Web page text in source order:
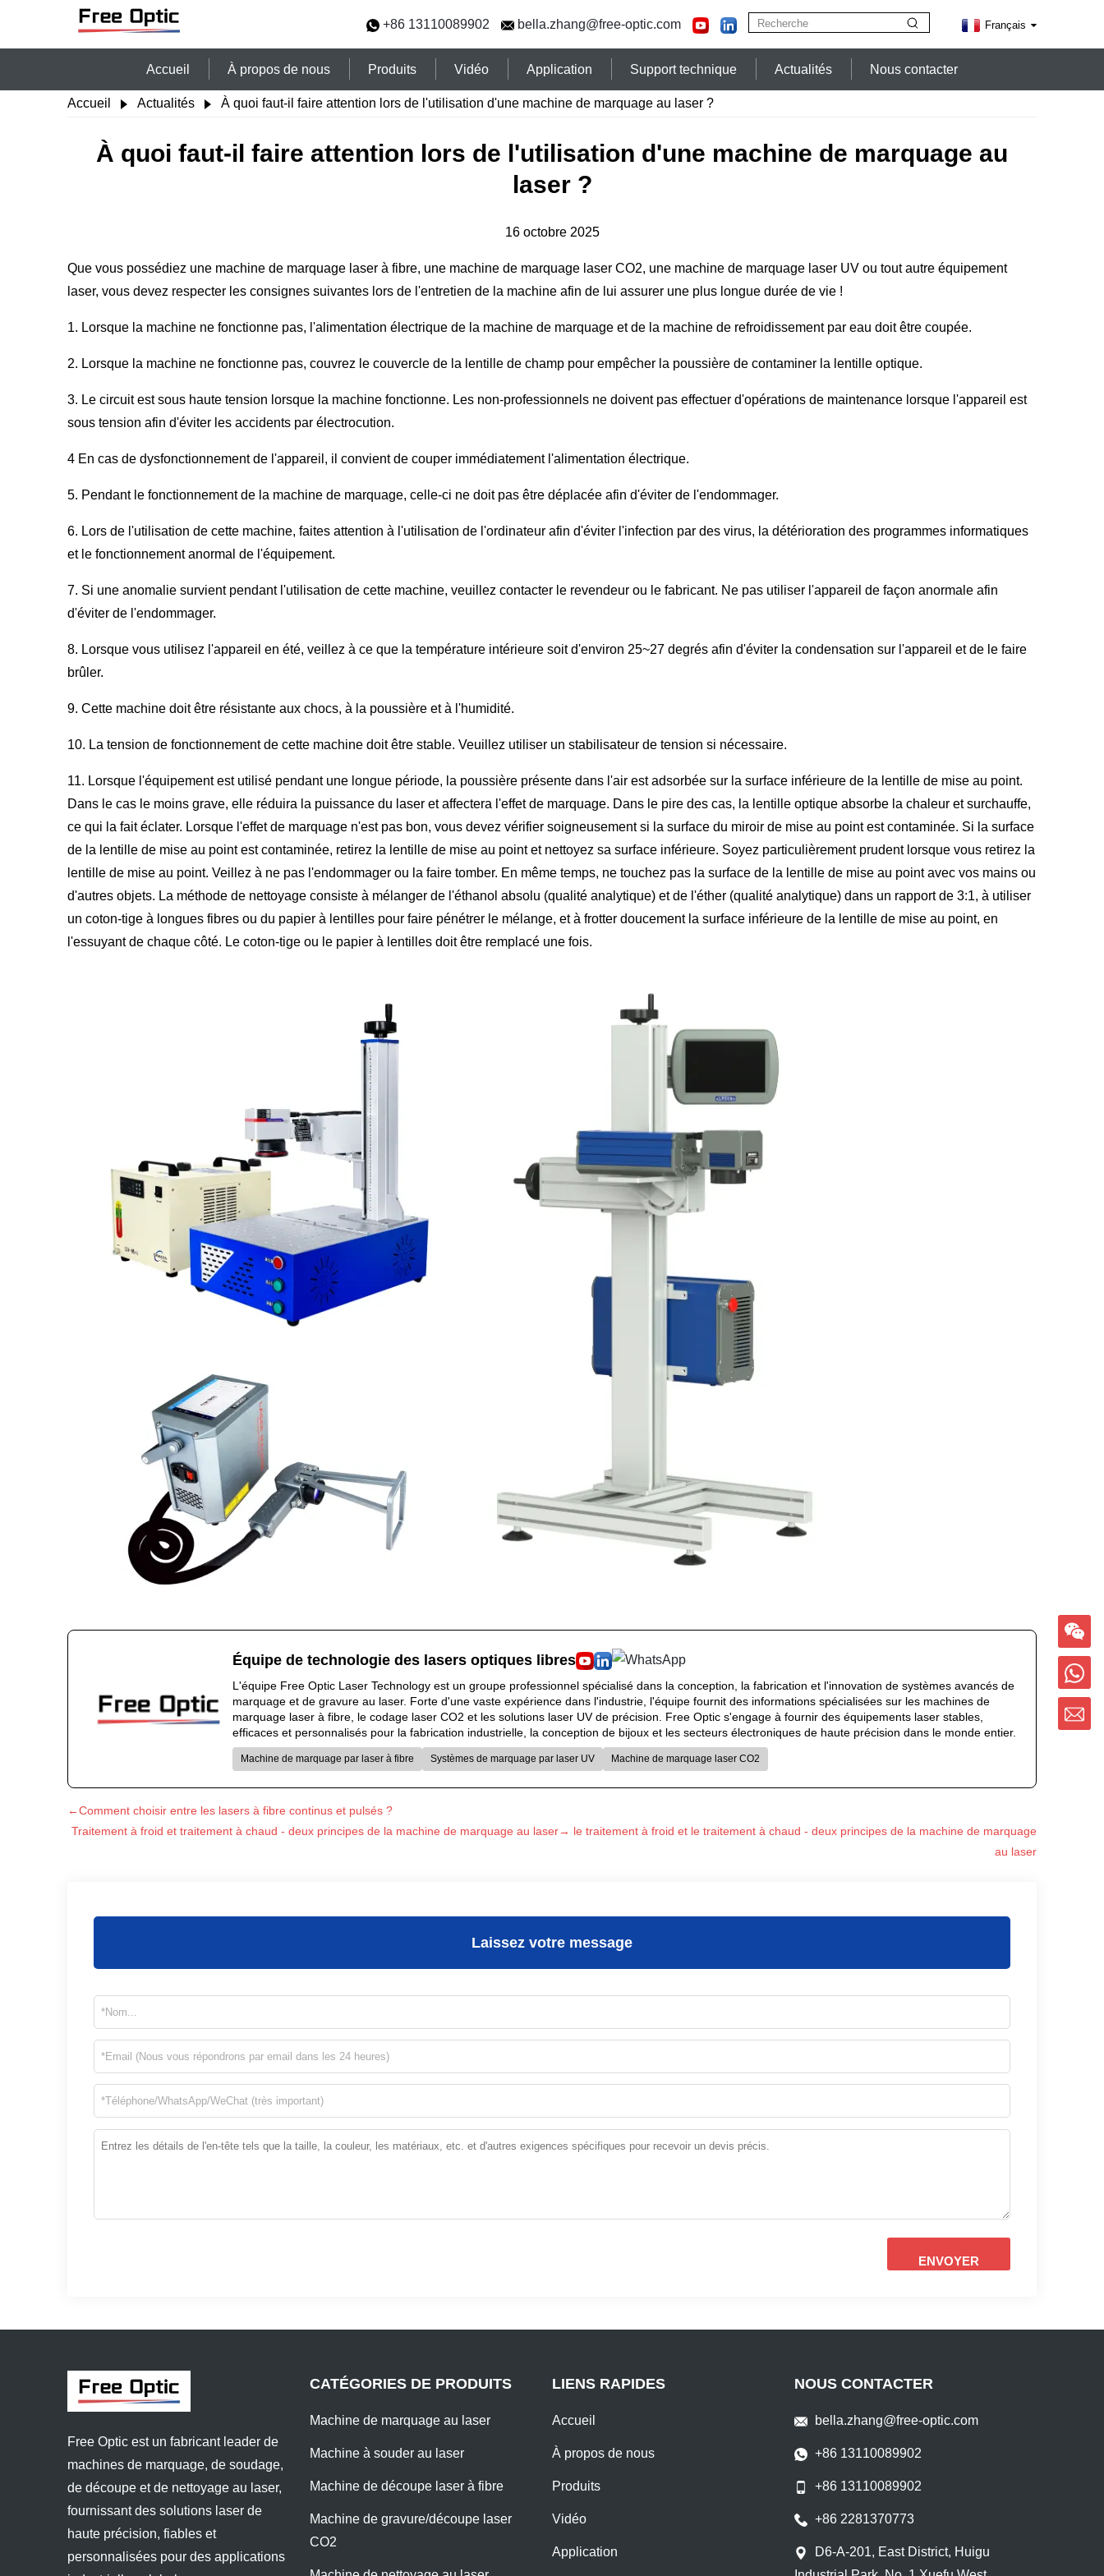
+86 13110089902 bella.zhang@free-optic.com Français
Accueil À propos de nous Produits Vidéo Application Support technique Actualités Nous contacter
Accueil Actualités À quoi faut-il faire attention lors de l'utilisation d'une machine de marquage au laser ?
À quoi faut-il faire attention lors de l'utilisation d'une machine de marquage au
laser ?
16 octobre 2025
Que vous possédiez une machine de marquage laser à fibre, une machine de marquage laser CO2, une machine de marquage laser UV ou tout autre équipement
laser, vous devez respecter les consignes suivantes lors de l'entretien de la machine afin de lui assurer une plus longue durée de vie !
1. Lorsque la machine ne fonctionne pas, l'alimentation électrique de la machine de marquage et de la machine de refroidissement par eau doit être coupée.
2. Lorsque la machine ne fonctionne pas, couvrez le couvercle de la lentille de champ pour empêcher la poussière de contaminer la lentille optique.
3. Le circuit est sous haute tension lorsque la machine fonctionne. Les non-professionnels ne doivent pas effectuer d'opérations de maintenance lorsque l'appareil est
sous tension afin d'éviter les accidents par électrocution.
4 En cas de dysfonctionnement de l'appareil, il convient de couper immédiatement l'alimentation électrique.
5. Pendant le fonctionnement de la machine de marquage, celle-ci ne doit pas être déplacée afin d'éviter de l'endommager.
6. Lors de l'utilisation de cette machine, faites attention à l'utilisation de l'ordinateur afin d'éviter l'infection par des virus, la détérioration des programmes informatiques
et le fonctionnement anormal de l'équipement.
7. Si une anomalie survient pendant l'utilisation de cette machine, veuillez contacter le revendeur ou le fabricant. Ne pas utiliser l'appareil de façon anormale afin
d'éviter de l'endommager.
8. Lorsque vous utilisez l'appareil en été, veillez à ce que la température intérieure soit d'environ 25~27 degrés afin d'éviter la condensation sur l'appareil et de le faire
brûler.
9. Cette machine doit être résistante aux chocs, à la poussière et à l'humidité.
10. La tension de fonctionnement de cette machine doit être stable. Veuillez utiliser un stabilisateur de tension si nécessaire.
11. Lorsque l'équipement est utilisé pendant une longue période, la poussière présente dans l'air est adsorbée sur la surface inférieure de la lentille de mise au point.
Dans le cas le moins grave, elle réduira la puissance du laser et affectera l'effet de marquage. Dans le pire des cas, la lentille optique absorbe la chaleur et surchauffe,
ce qui la fait éclater. Lorsque l'effet de marquage n'est pas bon, vous devez vérifier soigneusement si la surface du miroir de mise au point est contaminée. Si la surface
de la lentille de mise au point est contaminée, retirez la lentille de mise au point et nettoyez sa surface inférieure. Soyez particulièrement prudent lorsque vous retirez la
lentille de mise au point. Veillez à ne pas l'endommager ou la faire tomber. En même temps, ne touchez pas la surface de la lentille de mise au point avec vos mains ou
d'autres objets. La méthode de nettoyage consiste à mélanger de l'éthanol absolu (qualité analytique) et de l'éther (qualité analytique) dans un rapport de 3:1, à utiliser
un coton-tige à longues fibres ou du papier à lentilles pour faire pénétrer le mélange, et à frotter doucement la surface inférieure de la lentille de mise au point, en
l'essuyant de chaque côté. Le coton-tige ou le papier à lentilles doit être remplacé une fois.
Équipe de technologie des lasers optiques libres
L'équipe Free Optic Laser Technology est un groupe professionnel spécialisé dans la conception, la fabrication et l'innovation de systèmes avancés de
marquage et de gravure au laser. Forte d'une vaste expérience dans l'industrie, l'équipe fournit des informations spécialisées sur les machines de
marquage laser à fibre, le codage laser CO2 et les solutions laser UV de précision. Free Optic s'engage à fournir des équipements laser stables,
efficaces et personnalisés pour la fabrication industrielle, la conception de bijoux et les secteurs électroniques de haute précision dans le monde entier.
Machine de marquage par laser à fibre Systèmes de marquage par laser UV Machine de marquage laser CO2
←Comment choisir entre les lasers à fibre continus et pulsés ?
Traitement à froid et traitement à chaud - deux principes de la machine de marquage au laser→ le traitement à froid et le traitement à chaud - deux principes de la machine de marquage
au laser
Laissez votre message
ENVOYER
Free Optic est un fabricant leader de
machines de marquage, de soudage,
de découpe et de nettoyage au laser,
fournissant des solutions laser de
haute précision, fiables et
personnalisées pour des applications
CATÉGORIES DE PRODUITS
Machine de marquage au laser
Machine à souder au laser
Machine de découpe laser à fibre
Machine de gravure/découpe laser
CO2
LIENS RAPIDES
Accueil
À propos de nous
Produits
Vidéo
Application
NOUS CONTACTER
bella.zhang@free-optic.com
+86 13110089902
+86 13110089902
+86 2281370773
D6-A-201, East District, Huigu